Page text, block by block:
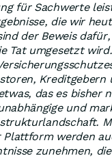
für Sachwerte
die wir
der Beweis dafür,
Tat umgesetzt
Kreditgebern
das es bisher
und
Plattform werden
zunehmen,